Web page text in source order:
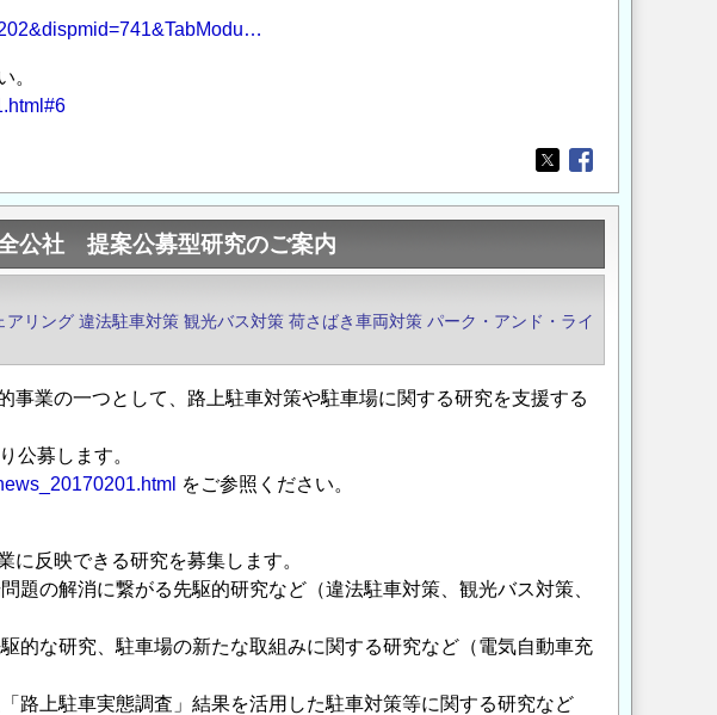
。
Opens in a new
Opens in a new
公社 提案公募型研究のご案内
アリング 違法駐車対策 観光バス対策 荷さばき車両対策 パーク・アンド・ライ
事業の一つとして、路上駐車対策や駐車場に関する研究を支援する
公募します。
をご参照ください。
反映できる研究を募集します。
の解消に繋がる先駆的研究など（違法駐車対策、観光バス対策、
的な研究、駐車場の新たな取組みに関する研究など（電気自動車充
路上駐車実態調査」結果を活用した駐車対策等に関する研究など